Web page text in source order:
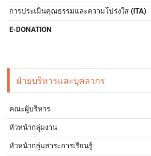
การประเมินคุณธรรมและความโปร่งใส (ITA)
E-DONATION
ฝ่ายบริหารและบุคลากร
คณะผู้บริหาร
หัวหน้ากลุ่มงาน
หัวหน้ากลุ่มสาระการเรียนรู้